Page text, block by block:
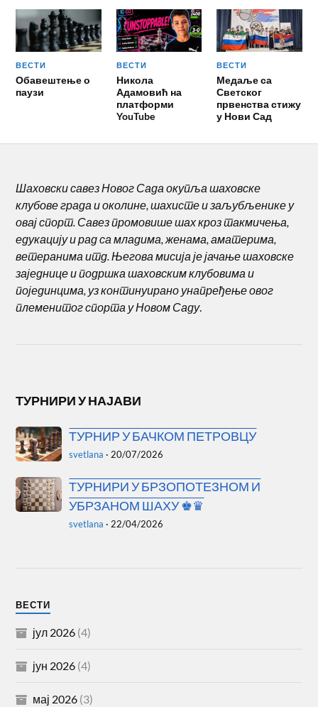
ВЕСТИ
Обавештење о
паузи
ВЕСТИ
Никола
Адамовић на
платформи
YouTube
ВЕСТИ
Медаље са
Светског
првенства стижу
у Нови Сад
Шаховски савез Новог Сада окупља шаховске
клубове града и околине, шахисте и заљубљенике у
овај спорт. Савез промовише шах кроз такмичења,
едукацију и рад са младима, женама, аматерима,
ветеранима итд. Његова мисија је јачање шаховске
заједнице и подршка шаховским клубовима и
појединцима, уз континуирано унапређење овог
племенитог спорта у Новом Саду.
ТУРНИРИ У НАЈАВИ
ТУРНИР У БАЧКОМ ПЕТРОВЦУ
svetlana ·20/07/2026
ТУРНИРИ У БРЗОПОТЕЗНОМ И
УБРЗАНОМ ШАХУ ♚♛
svetlana ·22/04/2026
ВЕСТИ
јул 2026 (4)
јун 2026 (4)
мај 2026 (3)